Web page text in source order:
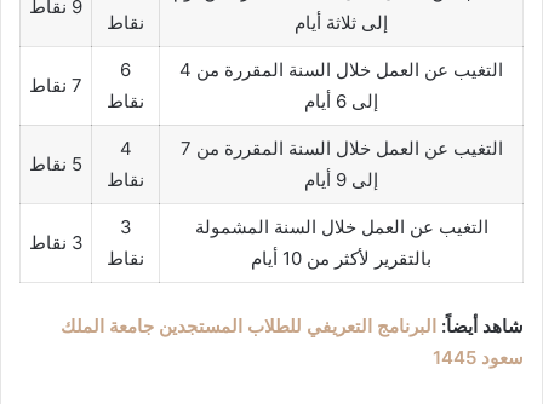
إلى ثلاثة أيام
نقاط
9 نقاط
التغيب عن العمل خلال السنة المقررة من 4
إلى 6 أيام
6
نقاط
7 نقاط
التغيب عن العمل خلال السنة المقررة من 7
إلى 9 أيام
4
نقاط
5 نقاط
التغيب عن العمل خلال السنة المشمولة
بالتقرير لأكثر من 10 أيام
3
نقاط
3 نقاط
شاهد أيضاً: البرنامج التعريفي للطلاب المستجدين جامعة الملك
سعود 1445